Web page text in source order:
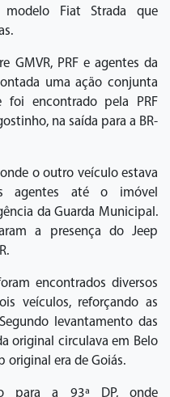
Fiat Strada que
GMVR, PRF e agentes da
uma ação conjunta
foi encontrado pela PRF
na saída para a BR-
o outro veículo estava
agentes até o imóvel
da Guarda Municipal.
a presença do Jeep
encontrados diversos
veículos, reforçando as
levantamento das
original circulava em Belo
original era de Goiás.
para a 93ª DP, onde